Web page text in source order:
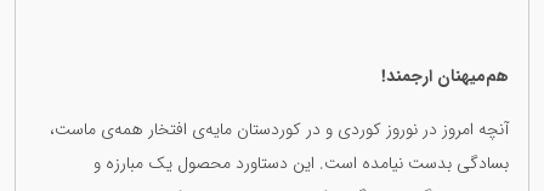
هم‌میهنان ارجمند!
آنچە امروز در نوروز کوردی و در کوردستان مایەی افتخار همەی ماست،
بسادگی بدست نیامدە است. این دستاورد محصول یک مبارزە و